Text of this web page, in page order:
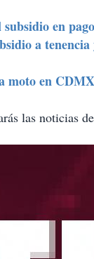
en
a
moto en
las noticias